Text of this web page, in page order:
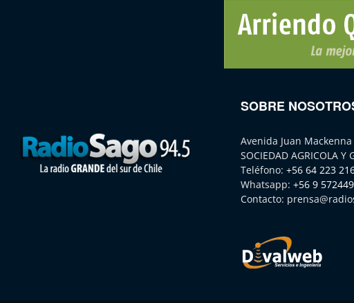
SOBRE
Avenida Juan
SOCIEDAD AGRICOLA Y
Teléfono: +56 64 223
Whatsapp: +56 9
Contacto: